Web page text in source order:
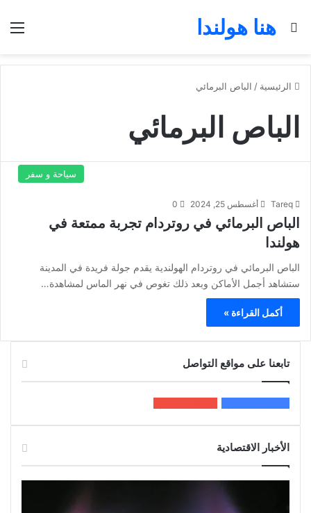
هنا هولندا
بحث عن
الرئيسية / الباص البرمائي
الباص البرمائي
سياحة و سفر
Tareq أغسطس 25, 2024 0
الباص البرمائي في روتردام تجربة ممتعة في
هولندا
الباص البرمائي في روتردام الهولندية يقدم جولة فريدة في المدينة
ستشاهد أجمل الأماكن وبعد ذلك تغوص في نهر الماس لمشاهدة…
أكمل القراءة »
تابعنا على مواقع التواصل
الأخبار الاقتصادية